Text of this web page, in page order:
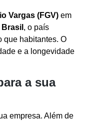
Vargas (FGV) em
, o país
que habitantes. O
e a longevidade
a sua
empresa. Além de